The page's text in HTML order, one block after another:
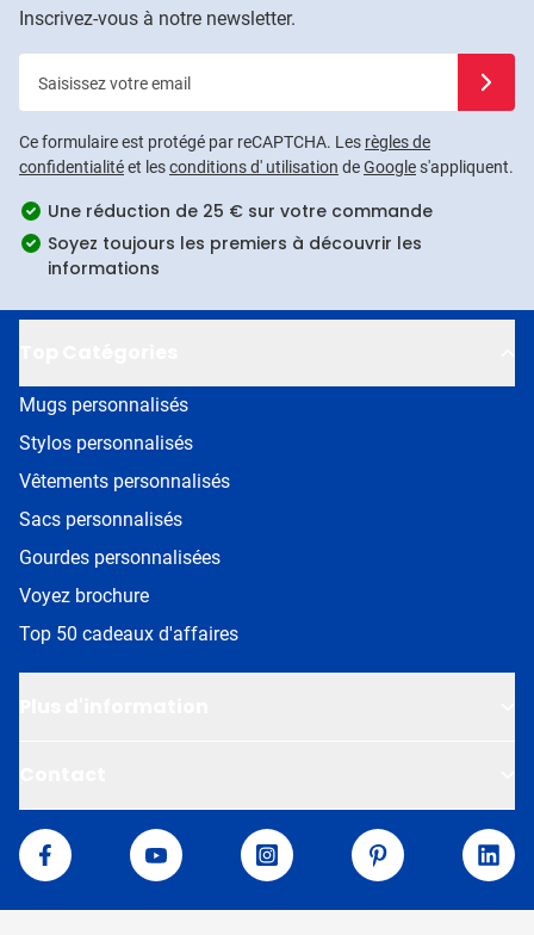
Inscrivez-vous à notre newsletter.
Ce formulaire est protégé par reCAPTCHA. Les règles de
confidentialitéet lesconditions d' utilisation deGoogles'appliquent.
Une réduction de 25 € sur votre commande
Soyez toujours les premiers à découvrir les
informations
Mugs personnalisés
Stylos personnalisés
Vêtements personnalisés
Sacs personnalisés
Gourdes personnalisées
Voyez brochure
Top 50 cadeaux d'affaires
Van Helden
Facebook
YouTube Instagram Pinterest